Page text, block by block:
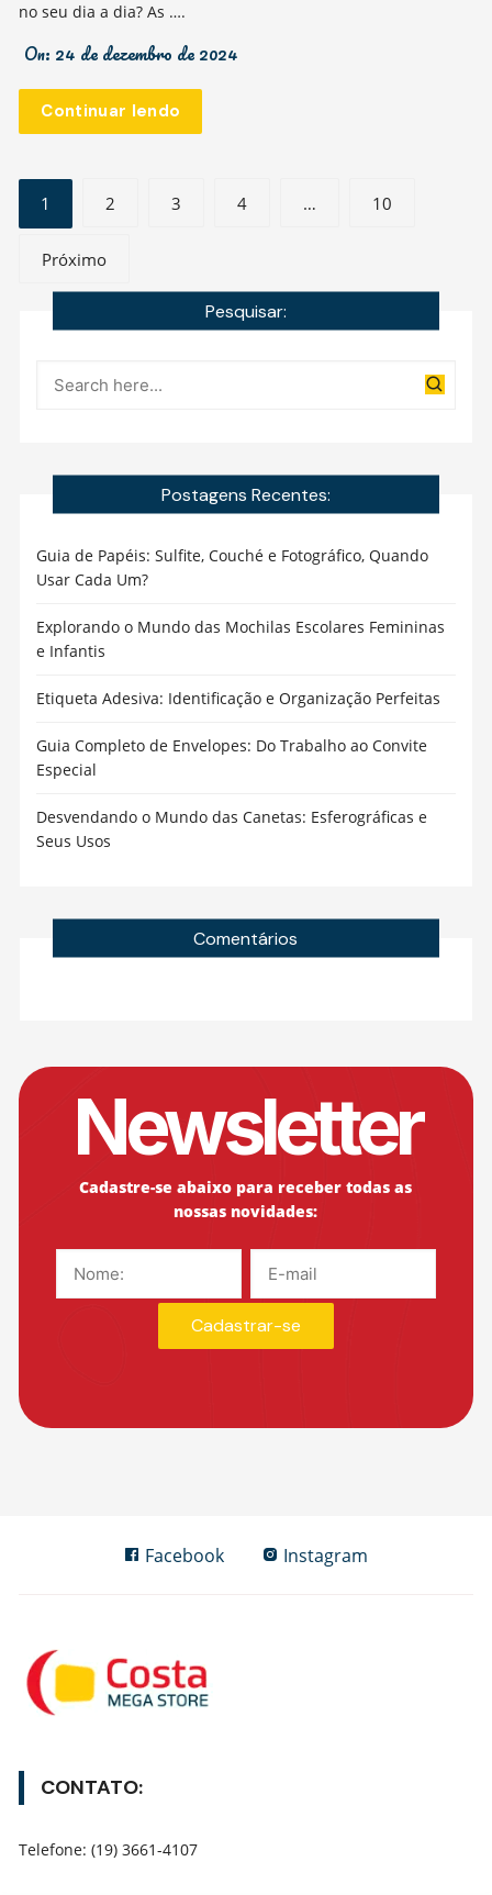
no seu dia a dia? As ….
On: 24 de dezembro de 2024
Continuar lendo
Navegação
por
posts
1 2 3 4 … 10
Próximo
Pesquisar:
Postagens Recentes:
Guia de Papéis: Sulfite, Couché e Fotográfico, Quando
Usar Cada Um?
Explorando o Mundo das Mochilas Escolares Femininas
e Infantis
Etiqueta Adesiva: Identificação e Organização Perfeitas
Guia Completo de Envelopes: Do Trabalho ao Convite
Especial
Desvendando o Mundo das Canetas: Esferográficas e
Seus Usos
Comentários
Newsletter
Cadastre-se abaixo para receber todas as
nossas novidades:
Facebook Instagram
CONTATO:
Telefone: (19) 3661-4107